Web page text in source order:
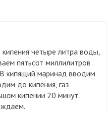
четыре литра воды,
пятьсот миллилитров
кипящий маринад вводим
до кипения, газ
кипении 20 минут.